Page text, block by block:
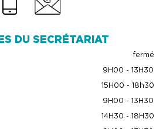
DU SECRÉTARIAT
fermé
9H00 - 13H30
15H00 - 18h30
9H00 - 13H30
14H30 - 18H30